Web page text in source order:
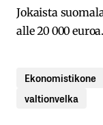
Jokaista
alle 20 000 euroa.
Ekonomistikone
valtionvelka